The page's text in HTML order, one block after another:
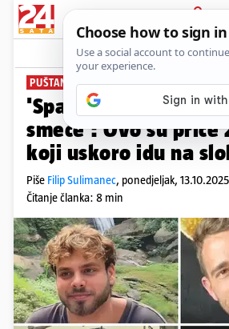
PRIJAVA
News
PUŠTANJE TAOCA
'Spasio me iz
smeće': Ovo su priče
koji uskoro idu na
Piše Filip Sulimanec, ponedjeljak,
Čitanje članka: 8 min